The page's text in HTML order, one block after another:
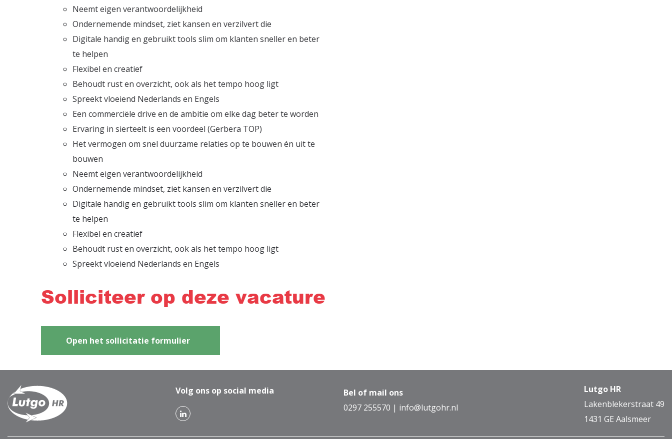
Neemt eigen verantwoordelijkheid
Ondernemende mindset, ziet kansen en verzilvert die
Digitale handig en gebruikt tools slim om klanten sneller en beter
te helpen
Flexibel en creatief
Behoudt rust en overzicht, ook als het tempo hoog ligt
Spreekt vloeiend Nederlands en Engels
Een commerciële drive en de ambitie om elke dag beter te worden
Ervaring in sierteelt is een voordeel (Gerbera TOP)
Het vermogen om snel duurzame relaties op te bouwen én uit te
bouwen
Neemt eigen verantwoordelijkheid
Ondernemende mindset, ziet kansen en verzilvert die
Digitale handig en gebruikt tools slim om klanten sneller en beter
te helpen
Flexibel en creatief
Behoudt rust en overzicht, ook als het tempo hoog ligt
Spreekt vloeiend Nederlands en Engels
Solliciteer op deze vacature
Open het sollicitatie formulier
Volg ons op social media
Bel of mail ons
0297 255570 | info@lutgohr.nl
Lutgo HR
Lakenblekerstraat 49
1431 GE Aalsmeer